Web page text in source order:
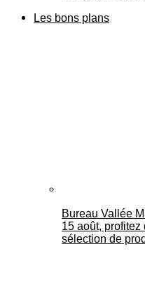
Les bons plans
Bureau Vallée
15 août,
sélection de